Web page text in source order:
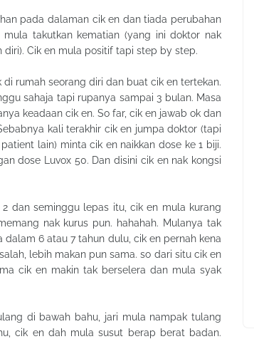
pada dalaman cik en dan tiada perubahan
takutkan kematian (yang ini doktor nak
Cik en mula positif tapi step by step.
rumah seorang diri dan buat cik en tertekan.
sahaja tapi rupanya sampai 3 bulan. Masa
keadaan cik en. So far, cik en jawab ok dan
kali terakhir cik en jumpa doktor (tapi
lain) minta cik en naikkan dose ke 1 biji.
dose Luvox 50. Dan disini cik en nak kongsi
dan seminggu lepas itu, cik en mula kurang
nak kurus pun. hahahah. Mulanya tak
dalam 6 atau 7 tahun dulu, cik en pernah kena
lebih makan pun sama. so dari situ cik en
cik en makin tak berselera dan mula syak
di bawah bahu, jari mula nampak tulang
cik en dah mula susut berap berat badan.